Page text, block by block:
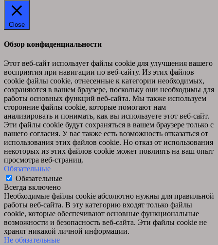
Close
Обзор конфиденциальности
Этот веб-сайт использует файлы cookie для улучшения вашего
восприятия при навигации по веб-сайту. Из этих файлов
cookie файлы cookie, отнесенные к категории необходимых,
сохраняются в вашем браузере, поскольку они необходимы для
работы основных функций веб-сайта. Мы также используем
сторонние файлы cookie, которые помогают нам
анализировать и понимать, как вы используете этот веб-сайт.
Эти файлы cookie будут сохраняться в вашем браузере только с
вашего согласия. У вас также есть возможность отказаться от
использования этих файлов cookie. Но отказ от использования
некоторых из этих файлов cookie может повлиять на ваш опыт
просмотра веб-страниц.
Обязательные
Обязательные
Всегда включено
Необходимые файлы cookie абсолютно нужны для правильной
работы веб-сайта. В эту категорию входят только файлы
cookie, которые обеспечивают основные функциональные
возможности и безопасность веб-сайта. Эти файлы cookie не
хранят никакой личной информации.
Не обязательные